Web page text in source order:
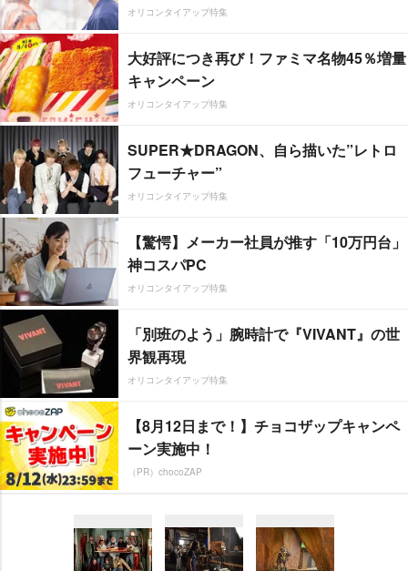
オリコンタイアップ特集
大好評につき再び！ファミマ名物45％増量
キャンペーン
オリコンタイアップ特集
SUPER★DRAGON、自ら描いた”レトロ
フューチャー”
オリコンタイアップ特集
【驚愕】メーカー社員が推す「10万円台」
神コスパPC
オリコンタイアップ特集
「別班のよう」腕時計で『VIVANT』の世
界観再現
オリコンタイアップ特集
【8月12日まで！】チョコザップキャンペ
ーン実施中！
（PR）chocoZAP